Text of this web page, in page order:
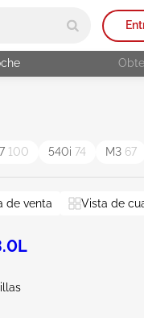
100 540i 74 M3 67
de venta Vista de